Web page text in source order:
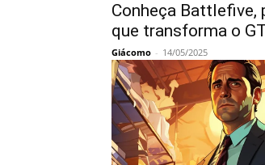
Conheça Battlefive,
que transforma o
Giácomo - 14/05/2025